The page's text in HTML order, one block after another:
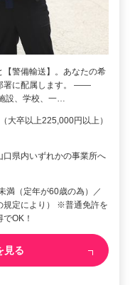
警備輸送】。あなたの希
署に配属します。 ――
設、学校、一…
大卒以上225,000円以上）
県内いずれかの事業所へ
満（定年が60歳の為）／
定により） ※普通免許を
OK！
見る